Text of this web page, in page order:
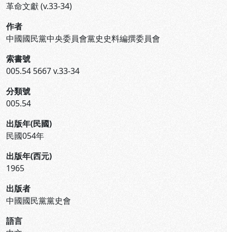
革命文獻 (v.33-34)
作者
中國國民黨中央委員會黨史史料編撰委員會
索書號
005.54 5667 v.33-34
分類號
005.54
出版年(民國)
民國054年
出版年(西元)
1965
出版者
中國國民黨黨史會
語言